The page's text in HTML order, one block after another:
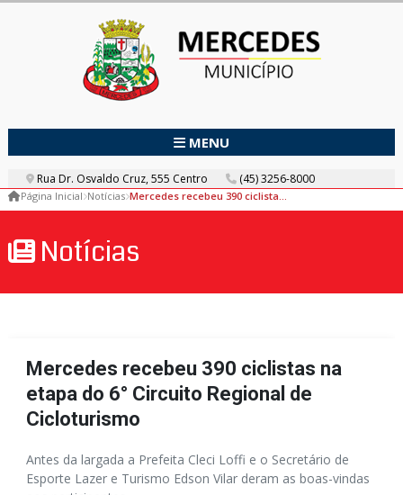
MENU
Rua Dr. Osvaldo Cruz, 555 Centro (45) 3256-8000
Página Inicial Notícias Mercedes recebeu 390 ciclistas na etapa do 6° Circuito Regional de Cicloturismo
Notícias
Mercedes recebeu 390 ciclistas na
etapa do 6° Circuito Regional de
Cicloturismo
Antes da largada a Prefeita Cleci Loffi e o Secretário de
Esporte Lazer e Turismo Edson Vilar deram as boas-vindas